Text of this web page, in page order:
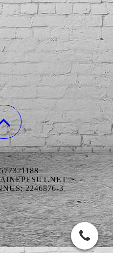
2246876-3